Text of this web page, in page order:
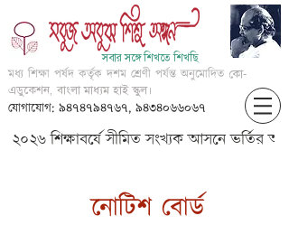
সবার সঙ্গে শিখতে শিখছি
মধ্য শিক্ষা পর্ষদ কর্তৃক দশম শ্রেণী পর্যন্ত অনুমোদিত কো-
এডুকেশন, বাংলা মাধ্যম হাই স্কুল।
যোগাযোগ: ৯৪৭৪৭৯৪৭৬৭, ৯৪৩৪০৬৬০৬৭
২০২৬ শিক্ষাবর্ষে সীমিত সংখ্যক আসনে ভর্তির
​নোটিশ বোর্ড